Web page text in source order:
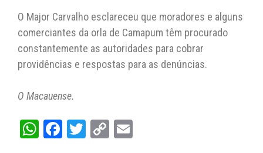
O Major Carvalho esclareceu que moradores e alguns
comerciantes da orla de Camapum têm procurado
constantemente as autoridades para cobrar
providências e respostas para as denúncias.
O Macauense.
W
Fa
T
C